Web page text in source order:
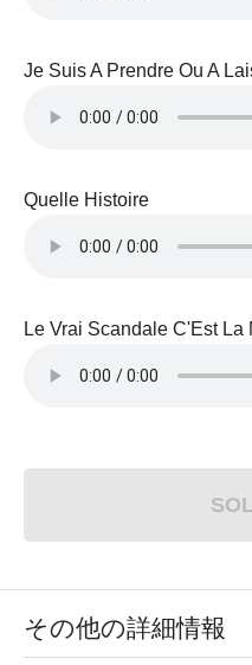
Je Suis A Prendre Ou A
Quelle Histoire
Le Vrai Scandale C'Est La
その他の詳細情報